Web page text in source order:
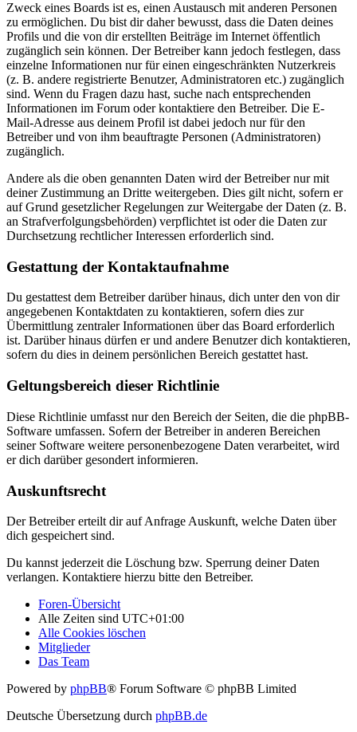
Zweck eines Boards ist es, einen Austausch mit anderen Personen
zu ermöglichen. Du bist dir daher bewusst, dass die Daten deines
Profils und die von dir erstellten Beiträge im Internet öffentlich
zugänglich sein können. Der Betreiber kann jedoch festlegen, dass
einzelne Informationen nur für einen eingeschränkten Nutzerkreis
(z. B. andere registrierte Benutzer, Administratoren etc.) zugänglich
sind. Wenn du Fragen dazu hast, suche nach entsprechenden
Informationen im Forum oder kontaktiere den Betreiber. Die E-
Mail-Adresse aus deinem Profil ist dabei jedoch nur für den
Betreiber und von ihm beauftragte Personen (Administratoren)
zugänglich.
Andere als die oben genannten Daten wird der Betreiber nur mit
deiner Zustimmung an Dritte weitergeben. Dies gilt nicht, sofern er
auf Grund gesetzlicher Regelungen zur Weitergabe der Daten (z. B.
an Strafverfolgungsbehörden) verpflichtet ist oder die Daten zur
Durchsetzung rechtlicher Interessen erforderlich sind.
Gestattung der Kontaktaufnahme
Du gestattest dem Betreiber darüber hinaus, dich unter den von dir
angegebenen Kontaktdaten zu kontaktieren, sofern dies zur
Übermittlung zentraler Informationen über das Board erforderlich
ist. Darüber hinaus dürfen er und andere Benutzer dich kontaktieren,
sofern du dies in deinem persönlichen Bereich gestattet hast.
Geltungsbereich dieser Richtlinie
Diese Richtlinie umfasst nur den Bereich der Seiten, die die phpBB-
Software umfassen. Sofern der Betreiber in anderen Bereichen
seiner Software weitere personenbezogene Daten verarbeitet, wird
er dich darüber gesondert informieren.
Auskunftsrecht
Der Betreiber erteilt dir auf Anfrage Auskunft, welche Daten über
dich gespeichert sind.
Du kannst jederzeit die Löschung bzw. Sperrung deiner Daten
verlangen. Kontaktiere hierzu bitte den Betreiber.
Foren-Übersicht
Alle Zeiten sind UTC+01:00
Alle Cookies löschen
Mitglieder
Das Team
Powered by phpBB® Forum Software © phpBB Limited
Deutsche Übersetzung durch phpBB.de